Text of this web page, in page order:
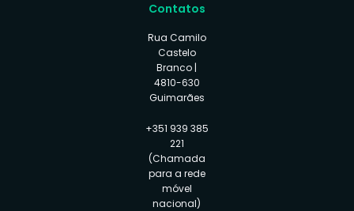
Contatos
Rua Camilo
Castelo
Branco |
4810-630
Guimarães
+351 939 385
221
(Chamada
para a rede
móvel
nacional)